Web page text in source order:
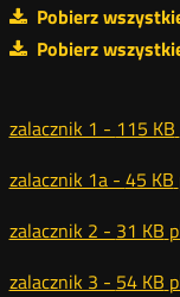
Pobierz
Pobierz
zalacznik 1 - 115 KB
zalacznik 1a - 45 KB
zalacznik 2 - 31 KB
zalacznik 3 - 54 KB